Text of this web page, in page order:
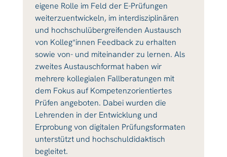
eigene Rolle im Feld der E-Prüfungen
weiterzuentwickeln, im interdisziplinären
und hochschulübergreifenden Austausch
von Kolleg*innen Feedback zu erhalten
sowie von- und miteinander zu lernen. Als
zweites Austauschformat haben wir
mehrere kollegialen Fallberatungen mit
dem Fokus auf Kompetenzorientiertes
Prüfen angeboten. Dabei wurden die
Lehrenden in der Entwicklung und
Erprobung von digitalen Prüfungsformaten
unterstützt und hochschuldidaktisch
begleitet.